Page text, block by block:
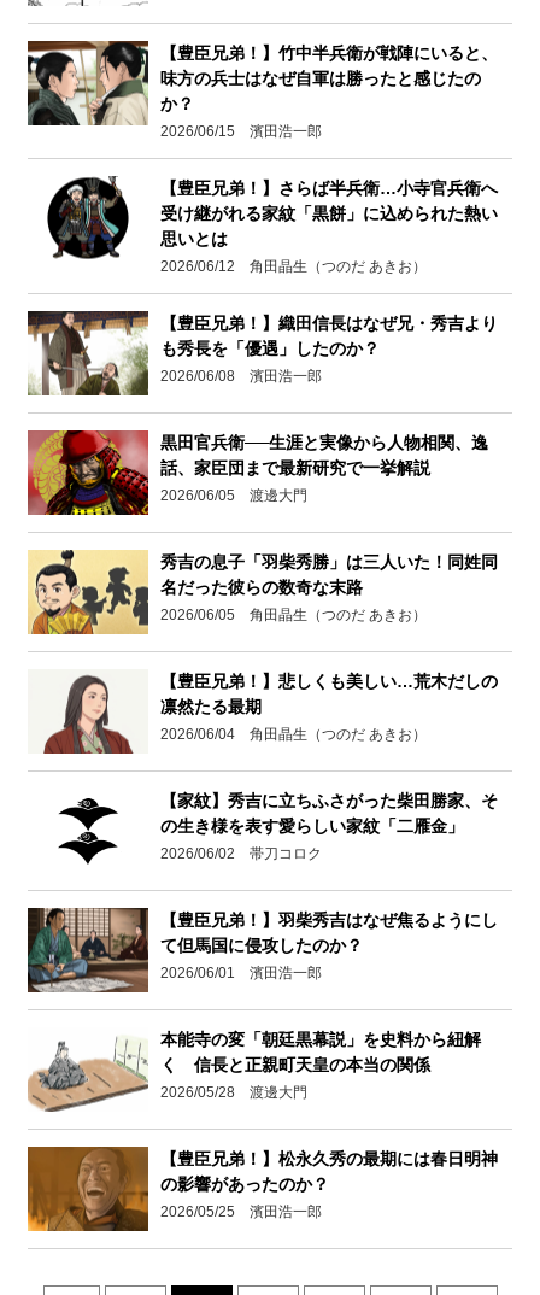
【豊臣兄弟！】竹中半兵衛が戦陣にいると、
味方の兵士はなぜ自軍は勝ったと感じたの
か？
2026/06/15 濱田浩一郎
【豊臣兄弟！】さらば半兵衛…小寺官兵衛へ
受け継がれる家紋「黒餅」に込められた熱い
思いとは
2026/06/12 角田晶生（つのだ あきお）
【豊臣兄弟！】織田信長はなぜ兄・秀吉より
も秀長を「優遇」したのか？
2026/06/08 濱田浩一郎
黒田官兵衛──生涯と実像から人物相関、逸
話、家臣団まで最新研究で一挙解説
2026/06/05 渡邊大門
秀吉の息子「羽柴秀勝」は三人いた！同姓同
名だった彼らの数奇な末路
2026/06/05 角田晶生（つのだ あきお）
【豊臣兄弟！】悲しくも美しい…荒木だしの
凛然たる最期
2026/06/04 角田晶生（つのだ あきお）
【家紋】秀吉に立ちふさがった柴田勝家、そ
の生き様を表す愛らしい家紋「二雁金」
2026/06/02 帯刀コロク
【豊臣兄弟！】羽柴秀吉はなぜ焦るようにし
て但馬国に侵攻したのか？
2026/06/01 濱田浩一郎
本能寺の変「朝廷黒幕説」を史料から紐解
く 信長と正親町天皇の本当の関係
2026/05/28 渡邊大門
【豊臣兄弟！】松永久秀の最期には春日明神
の影響があったのか？
2026/05/25 濱田浩一郎